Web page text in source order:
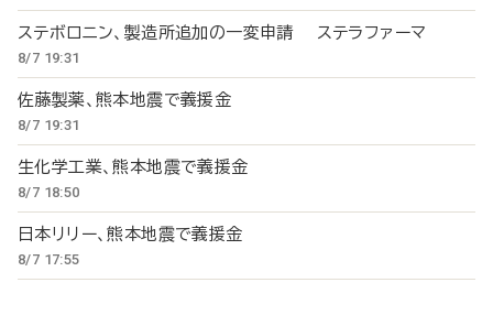
ステボロニン、製造所追加の一変申請 ステラファーマ
8/7 19:31
佐藤製薬、熊本地震で義援金
8/7 19:31
生化学工業、熊本地震で義援金
8/7 18:50
日本リリー、熊本地震で義援金
8/7 17:55